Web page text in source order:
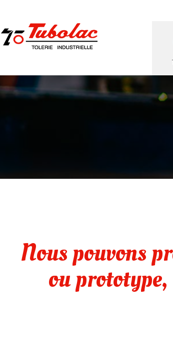
Nous pouvons
ou